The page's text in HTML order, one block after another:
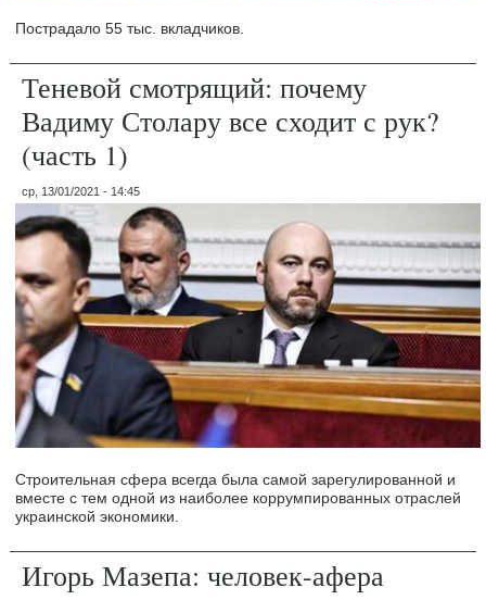
Пострадало 55 тыс. вкладчиков.
Теневой смотрящий: почему
Вадиму Столару все сходит с рук?
(часть 1)
ср, 13/01/2021 - 14:45
Строительная сфера всегда была самой зарегулированной и
вместе с тем одной из наиболее коррумпированных отраслей
украинской экономики.
Игорь Мазепа: человек-афера